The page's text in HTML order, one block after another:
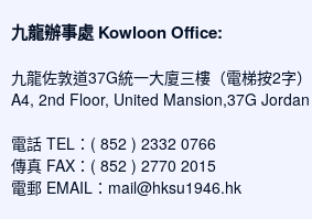
九龍辦事處 Kowloon Office:
九龍佐敦道37G統一大廈三樓（電梯按2字
A4, 2nd Floor, United Mansion,37G
電話 TEL：( 852 ) 2332 0766
傳真 FAX：( 852 ) 2770 2015
電郵 EMAIL： mail@hksu1946.hk